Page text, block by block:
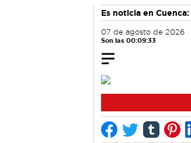
Es noticia en Cuenca:
07 de agosto de 2026
Son las 00:09:33